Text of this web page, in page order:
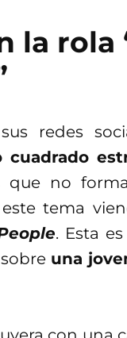
la rola
redes
que no
tema
. Esta
una